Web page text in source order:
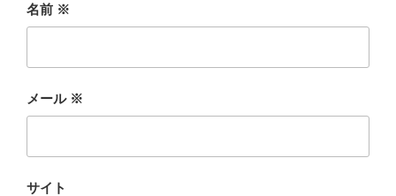
名前 ※
メール ※
サイト